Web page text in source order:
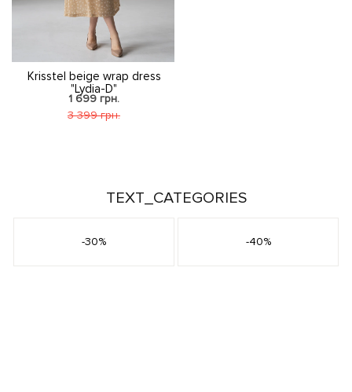
Krisstel beige wrap dress
"Lydia-D"
1 699 грн.
3 399 грн.
TEXT_CATEGORIES
-30% -40%